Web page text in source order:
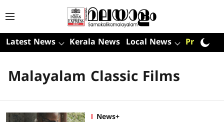
Latest News Kerala News Local News Premium
Malayalam Classic Films
News+